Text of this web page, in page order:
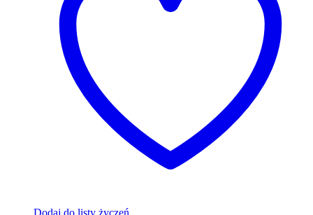
Dodaj do listy życzeń